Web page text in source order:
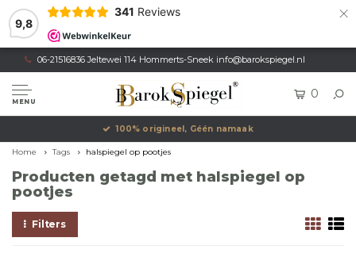
9,8
341 Reviews ×
06-21516836 Jeltewei 114 Hommerts-Sneek info@barokspiegel.nl
MENU
0
100% origineel, Géén namaak
Home Tags halspiegel op pootjes
Producten getagd met halspiegel op
pootjes
Filters